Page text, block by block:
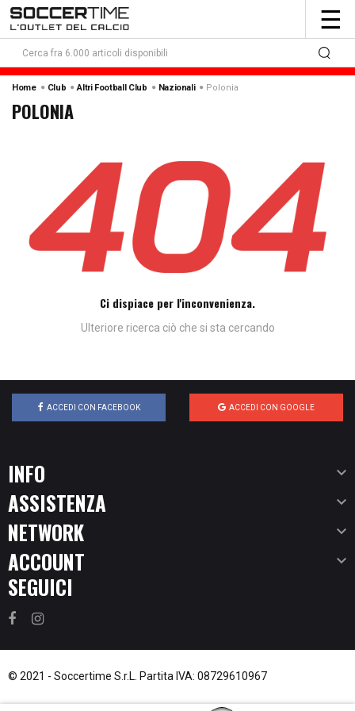
☰
Home Club Altri Football Club Nazionali Polonia
POLONIA
Ci dispiace per l'inconvenienza.
Ulteriore ricerca ciò che si sta cercando
ACCEDI CON FACEBOOK ACCEDI CON GOOGLE
INFO 
ASSISTENZA 
NETWORK 
ACCOUNT 
SEGUICI
© 2021 - Soccertime S.r.L. Partita IVA: 08729610967